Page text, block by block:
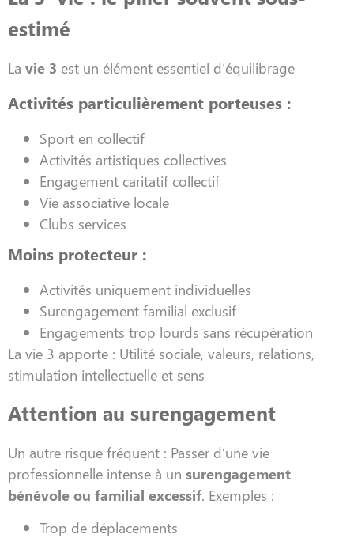
estimé
La vie 3 est un élément essentiel d’équilibrage
Activités particulièrement porteuses :
Sport en collectif
Activités artistiques collectives
Engagement caritatif collectif
Vie associative locale
Clubs services
Moins protecteur :
Activités uniquement individuelles
Surengagement familial exclusif
Engagements trop lourds sans récupération
La vie 3 apporte : Utilité sociale, valeurs, relations,
stimulation intellectuelle et sens
Attention au surengagement
Un autre risque fréquent : Passer d’une vie
professionnelle intense à un surengagement
bénévole ou familial excessif. Exemples :
Trop de déplacements